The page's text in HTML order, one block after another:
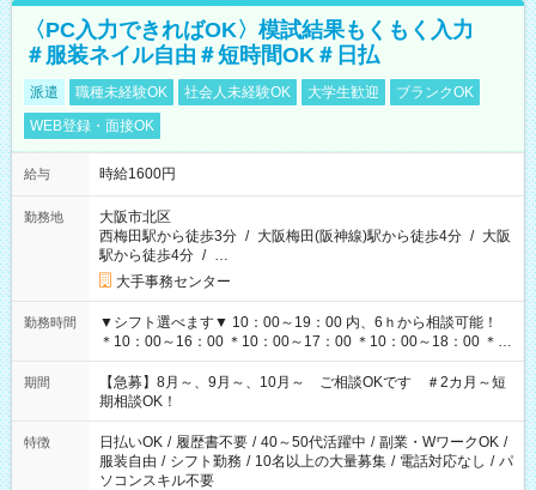
〈PC入力できればOK〉模試結果もくもく入力
＃服装ネイル自由＃短時間OK＃日払
派遣 職種未経験OK 社会人未経験OK 大学生歓迎
ブランクOK
WEB登録・面接OK
給与 時給1600円
勤務地
大阪市北区
西梅田駅から徒歩3分 / 大阪梅田(阪神線)駅から徒歩4分 / 大阪
駅から徒歩4分 / …
大手事務センター
勤務時間
▼シフト選べます▼ 10：00～19：00 内、6ｈから相談可能！
＊10：00～16：00 ＊10：00～17：00 ＊10：00～18：00 ＊
11：00～19：00 ＊12：00～19：00 ＊13：00～19：00
期間
【急募】8月～、9月～、10月～ ご相談OKです ＃2カ月～短
期相談OK！
特徴 日払いOK / 履歴書不要 / 40～50代活躍中 / 副業・WワークOK /
服装自由 / シフト勤務 / 10名以上の大量募集 / 電話対応なし / パ
ソコンスキル不要